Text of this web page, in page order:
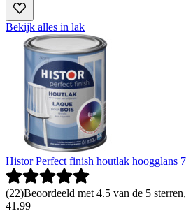
Bekijk alles in lak
Histor Perfect finish houtlak hoogglans
(22)Beoordeeld met 4.5 van de 5
41.99